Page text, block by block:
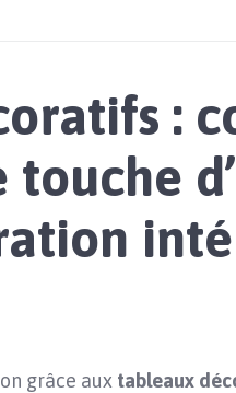
:
grâce aux tableaux